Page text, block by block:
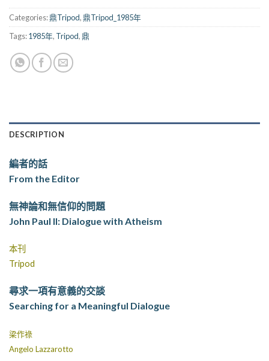
Categories:鼎Tripod,鼎Tripod_1985年
Tags:1985年, Tripod,鼎
DESCRIPTION
編者的話
From the Editor
無神論和無信仰的問題
John Paul II: Dialogue with Atheism
本刊
Tripod
尋求一項有意義的交談
Searching for a Meaningful Dialogue
梁作祿
Angelo Lazzarotto